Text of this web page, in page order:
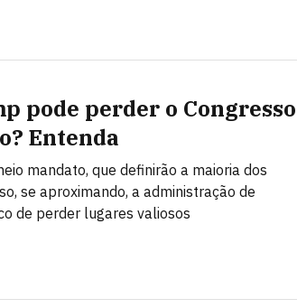
pode perder o Congresso
Entenda
mandato, que definirão a maioria dos
se aproximando, a administração de
de perder lugares valiosos